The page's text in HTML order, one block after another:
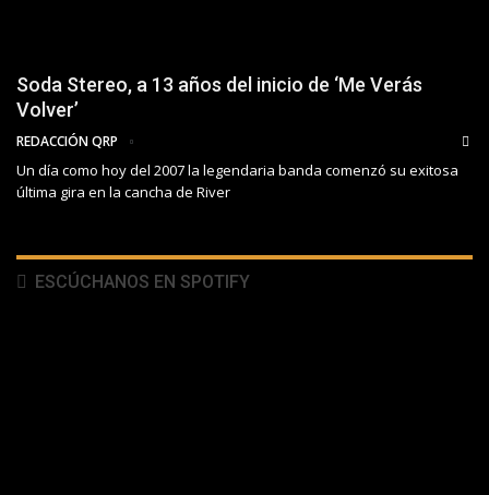
Soda Stereo, a 13 años del inicio de ‘Me Verás
Volver’
REDACCIÓN QRP
Un día como hoy del 2007 la legendaria banda comenzó su exitosa
última gira en la cancha de River
ESCÚCHANOS EN SPOTIFY